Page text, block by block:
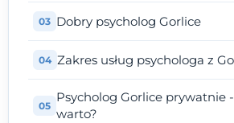
Dobry psycholog Gorlice
Zakres usług psychologa z
Psycholog Gorlice prywatnie
warto?